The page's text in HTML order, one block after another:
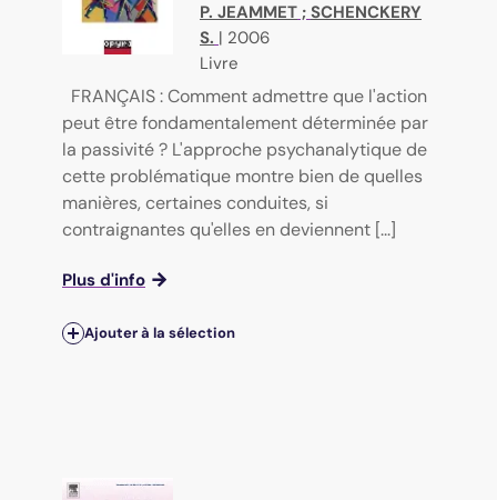
P. JEAMMET ; SCHENCKERY
S. | 2006
Livre
FRANÇAIS : Comment admettre que l'action
peut être fondamentalement déterminée par
la passivité ? L'approche psychanalytique de
cette problématique montre bien de quelles
manières, certaines conduites, si
contraignantes qu'elles en deviennent [...]
Plus d'info
Ajouter à la sélection